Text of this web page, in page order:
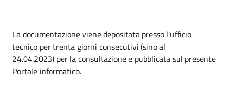
La documentazione viene depositata presso l'ufficio
tecnico per trenta giorni consecutivi (sino al
24.04.2023) per la consultazione e pubblicata sul presente
Portale informatico.